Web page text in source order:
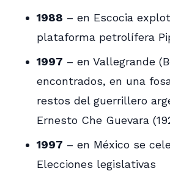
1988 – en Escocia
plataforma petrolífera
1997 – en Vallegrande
encontrados, en una
restos del guerrillero
Ernesto Che Guevara
1997 – en México se
Elecciones legislativas